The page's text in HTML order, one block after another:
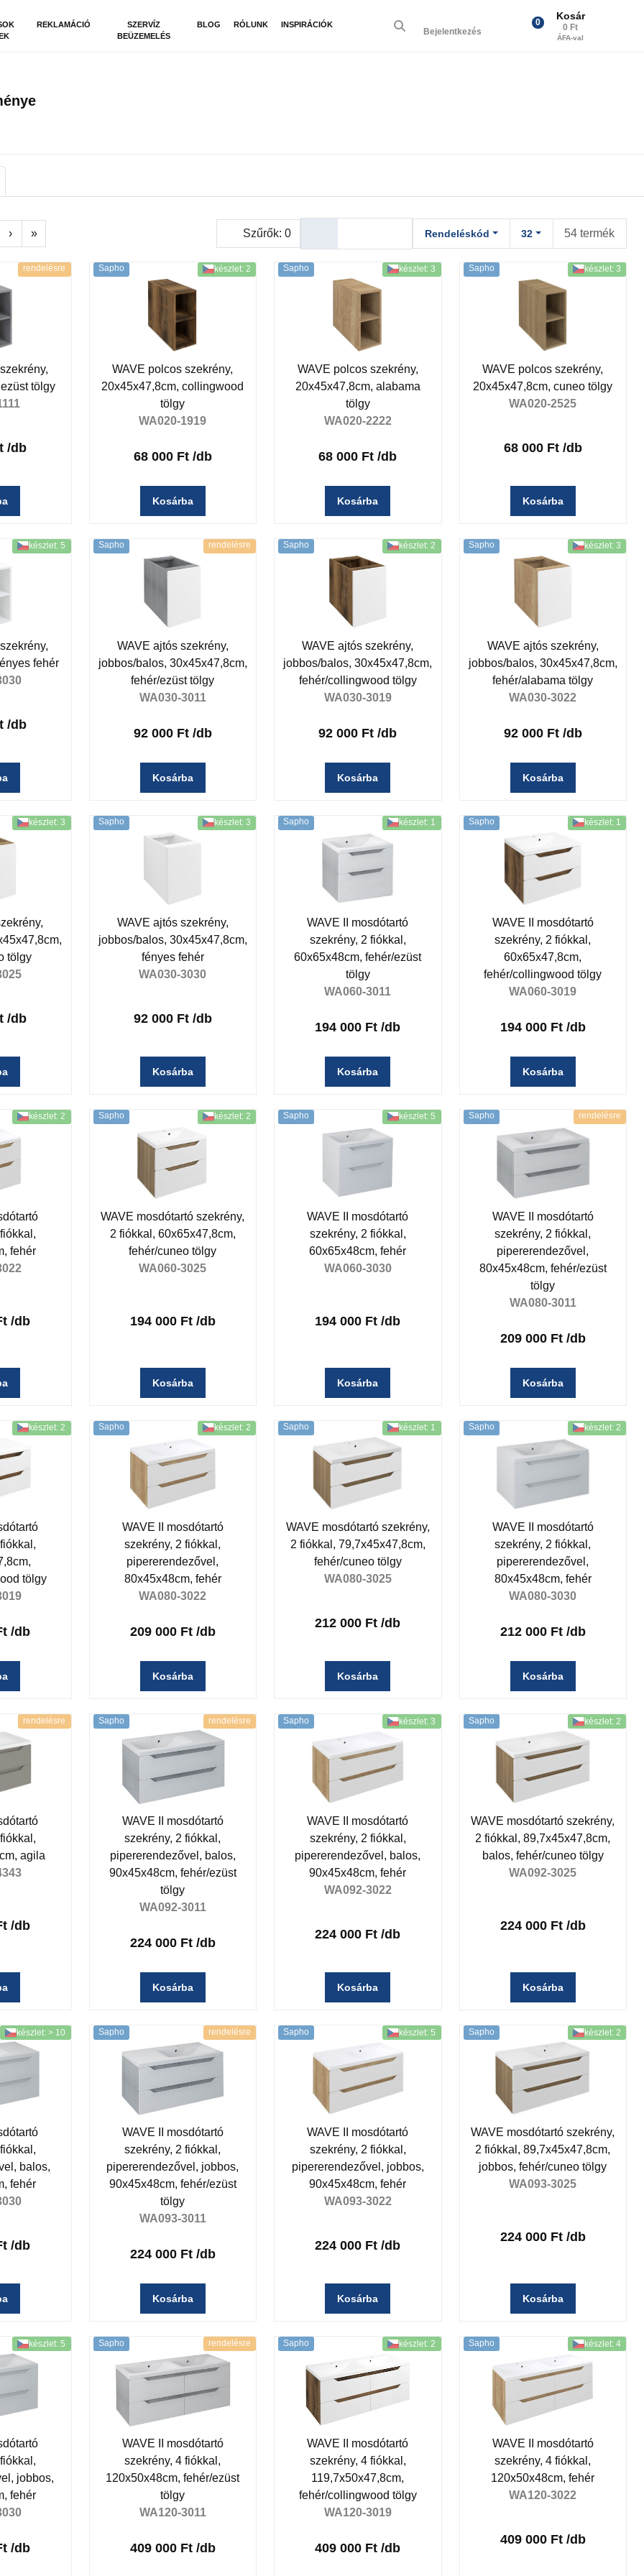
REKLAMÁCIÓ
SZERVÍZ
BEÜZEMELÉS
BLOG RÓLUNK INSPIRÁCIÓK
Bejelentkezés
0
Kosár
0 Ft
ÁFA-val
› » Szűrők: 0 Rendeléskód 32 54 termék
rendelésre
tölgy
/db
Sapho készlet: 2
WAVE polcos szekrény,
20x45x47,8cm, collingwood
tölgy
WA020-1919
68 000 Ft /db
Kosárba
Sapho készlet: 3
WAVE polcos szekrény,
20x45x47,8cm, alabama
tölgy
WA020-2222
68 000 Ft /db
Kosárba
Sapho készlet: 3
WAVE polcos szekrény,
20x45x47,8cm, cuneo tölgy
WA020-2525
68 000 Ft /db
Kosárba
készlet: 5
fehér
/db
Sapho rendelésre
WAVE ajtós szekrény,
jobbos/balos, 30x45x47,8cm,
fehér/ezüst tölgy
WA030-3011
92 000 Ft /db
Kosárba
Sapho készlet: 2
WAVE ajtós szekrény,
jobbos/balos, 30x45x47,8cm,
fehér/collingwood tölgy
WA030-3019
92 000 Ft /db
Kosárba
Sapho készlet: 3
WAVE ajtós szekrény,
jobbos/balos, 30x45x47,8cm,
fehér/alabama tölgy
WA030-3022
92 000 Ft /db
Kosárba
készlet: 3
tölgy
/db
Sapho készlet: 3
WAVE ajtós szekrény,
jobbos/balos, 30x45x47,8cm,
fényes fehér
WA030-3030
92 000 Ft /db
Kosárba
Sapho készlet: 1
WAVE II mosdótartó
szekrény, 2 fiókkal,
60x65x48cm, fehér/ezüst
tölgy
WA060-3011
194 000 Ft /db
Kosárba
Sapho készlet: 1
WAVE II mosdótartó
szekrény, 2 fiókkal,
60x65x47,8cm,
fehér/collingwood tölgy
WA060-3019
194 000 Ft /db
Kosárba
készlet: 2
fehér
/db
Sapho készlet: 2
WAVE mosdótartó szekrény,
2 fiókkal, 60x65x47,8cm,
fehér/cuneo tölgy
WA060-3025
194 000 Ft /db
Kosárba
Sapho készlet: 5
WAVE II mosdótartó
szekrény, 2 fiókkal,
60x65x48cm, fehér
WA060-3030
194 000 Ft /db
Kosárba
Sapho rendelésre
WAVE II mosdótartó
szekrény, 2 fiókkal,
pipererendezővel,
80x45x48cm, fehér/ezüst
tölgy
WA080-3011
209 000 Ft /db
Kosárba
készlet: 2
tölgy
/db
Sapho készlet: 2
WAVE II mosdótartó
szekrény, 2 fiókkal,
pipererendezővel,
80x45x48cm, fehér
WA080-3022
209 000 Ft /db
Kosárba
Sapho készlet: 1
WAVE mosdótartó szekrény,
2 fiókkal, 79,7x45x47,8cm,
fehér/cuneo tölgy
WA080-3025
212 000 Ft /db
Kosárba
Sapho készlet: 2
WAVE II mosdótartó
szekrény, 2 fiókkal,
pipererendezővel,
80x45x48cm, fehér
WA080-3030
212 000 Ft /db
Kosárba
rendelésre
agila
/db
Sapho rendelésre
WAVE II mosdótartó
szekrény, 2 fiókkal,
pipererendezővel, balos,
90x45x48cm, fehér/ezüst
tölgy
WA092-3011
224 000 Ft /db
Kosárba
Sapho készlet: 3
WAVE II mosdótartó
szekrény, 2 fiókkal,
pipererendezővel, balos,
90x45x48cm, fehér
WA092-3022
224 000 Ft /db
Kosárba
Sapho készlet: 2
WAVE mosdótartó szekrény,
2 fiókkal, 89,7x45x47,8cm,
balos, fehér/cuneo tölgy
WA092-3025
224 000 Ft /db
Kosárba
készlet: > 10
balos,
fehér
/db
Sapho rendelésre
WAVE II mosdótartó
szekrény, 2 fiókkal,
pipererendezővel, jobbos,
90x45x48cm, fehér/ezüst
tölgy
WA093-3011
224 000 Ft /db
Kosárba
Sapho készlet: 5
WAVE II mosdótartó
szekrény, 2 fiókkal,
pipererendezővel, jobbos,
90x45x48cm, fehér
WA093-3022
224 000 Ft /db
Kosárba
Sapho készlet: 2
WAVE mosdótartó szekrény,
2 fiókkal, 89,7x45x47,8cm,
jobbos, fehér/cuneo tölgy
WA093-3025
224 000 Ft /db
Kosárba
készlet: 5
jobbos,
fehér
/db
Sapho rendelésre
WAVE II mosdótartó
szekrény, 4 fiókkal,
120x50x48cm, fehér/ezüst
tölgy
WA120-3011
409 000 Ft /db
Sapho készlet: 2
WAVE II mosdótartó
szekrény, 4 fiókkal,
119,7x50x47,8cm,
fehér/collingwood tölgy
WA120-3019
409 000 Ft /db
Sapho készlet: 4
WAVE II mosdótartó
szekrény, 4 fiókkal,
120x50x48cm, fehér
WA120-3022
409 000 Ft /db